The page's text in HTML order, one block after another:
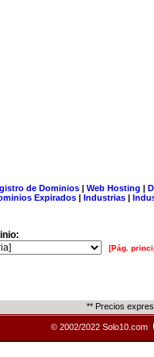
de Dominios| Web Hosting |
Expirados | Industrias |
[Pág.
** Precios
© 2002/2022 Solo10.com